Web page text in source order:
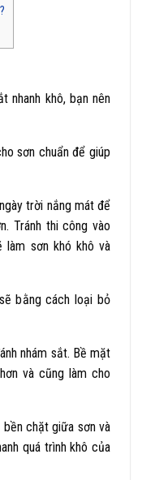
nhanh khô, bạn nên
sơn chuẩn để giúp
trời nắng mát để
Tránh thi công vào
làm sơn khó khô và
bằng cách loại bỏ
nhám sắt. Bề mặt
và cũng làm cho
chặt giữa sơn và
quá trình khô của